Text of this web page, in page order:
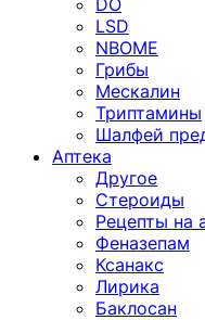
DO
LSD
NBOME
Грибы
Мескалин
Триптамины
Шалфей
Аптека
Другое
Стероиды
Рецепты на
Феназепам
Ксанакс
Лирика
Баклосан